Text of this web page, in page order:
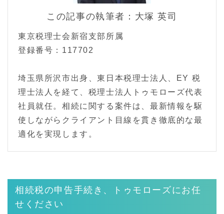
この記事の執筆者：大塚 英司
東京税理士会新宿支部所属
登録番号：117702
埼玉県所沢市出身、東日本税理士法人、EY 税
理士法人を経て、税理士法人トゥモローズ代表
社員就任。相続に関する案件は、最新情報を駆
使しながらクライアント目線を貫き徹底的な最
適化を実現します。
相続税の申告手続き、トゥモローズにお任
せください